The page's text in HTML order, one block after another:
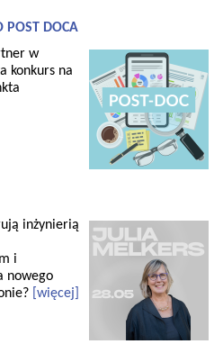
POST DOCA
w
konkurs na
inżynierią
i
nowego
[więcej]